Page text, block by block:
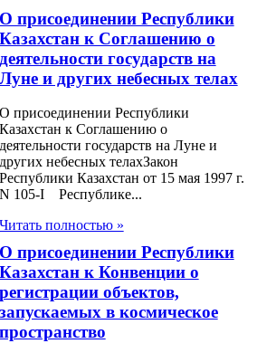
О присоединении Республики
Казахстан к Соглашению о
деятельности государств на
Луне и других небесных телах
О присоединении Республики
Казахстан к Соглашению о
деятельности государств на Луне и
других небесных телахЗакон
Республики Казахстан от 15 мая 1997 г.
N 105-I Республике...
Читать полностью »
О присоединении Республики
Казахстан к Конвенции о
регистрации объектов,
запускаемых в космическое
пространство